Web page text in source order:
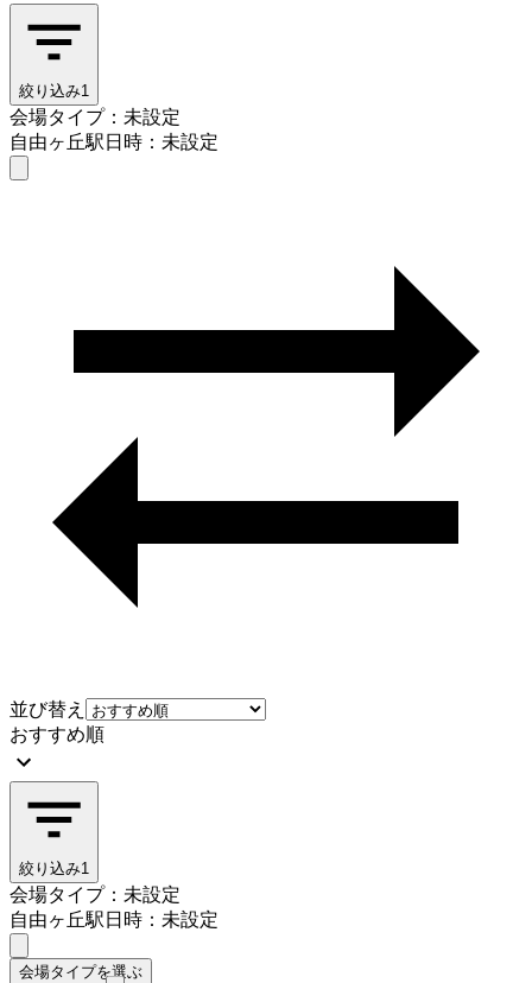
絞り込み1
会場タイプ：未設定
自由ヶ丘駅日時：未設定
並び替え
おすすめ順
絞り込み1
会場タイプ：未設定
自由ヶ丘駅日時：未設定
会場タイプを選ぶ